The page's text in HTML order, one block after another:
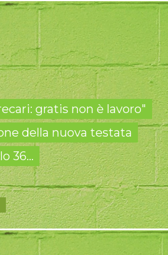
gratis non è lavoro"
della nuova testata
36...